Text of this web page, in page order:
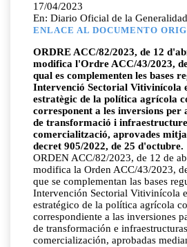
17/04/2023
En: Diario Oficial de la
ENLACE AL DOCUMENTO
ORDRE ACC/82/2023, de 12
modifica l'Ordre ACC/43/2023,
qual es complementen les bases
Intervenció Sectorial Vitivinícola
estratègic de la política agrícola
corresponent a les inversions per
de transformació i
comercialització, aprovades
decret 905/2022, de 25 d'octubre.
ORDEN ACC/82/2023, de 12 de
modifica la Orden ACC/43/2023,
que se complementan las bases
Intervención Sectorial Vitivinícola
estratégico de la política agrícola
correspondiente a las inversiones
de transformación e
comercialización, aprobadas